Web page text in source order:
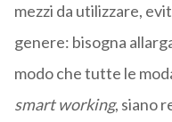
mezzi da utilizzare,
genere: bisogna
modo che tutte le
smart working, siano